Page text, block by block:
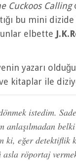
Cuckoos Calling
bu mini
elbette
yazarı
kitaplar ile
istedim.
anlaşılmadan
ki, eğer detektiflik
asla röportaj